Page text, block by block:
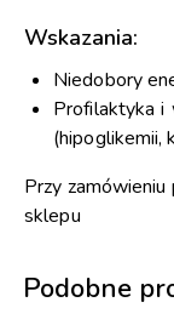
Wskazania:
Niedobory
Profilaktyka i
(hipoglikemii,
Przy zamówieniu
sklepu
Podobne